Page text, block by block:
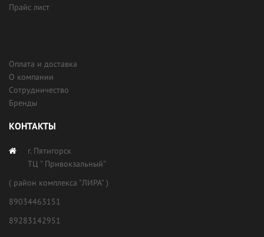
Прайс лист
Оплата и доставка
О компании
Сотрудничество
Бренды
КОНТАКТЫ
г. Пятигорск
ТЦ " Привокзальный"
( район комплекса "ЛИРА" )
89034463151
89283142951